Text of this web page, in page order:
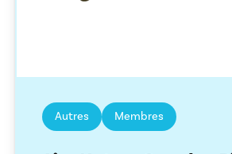
Autres Membres